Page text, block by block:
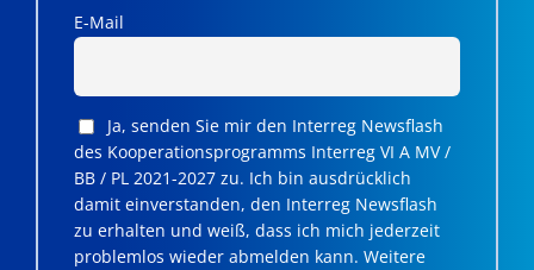
E-Mail
Ja, senden Sie mir den Interreg Newsflash
des Kooperationsprogramms Interreg VI A MV /
BB / PL 2021-2027 zu. Ich bin ausdrücklich
damit einverstanden, den Interreg Newsflash
zu erhalten und weiß, dass ich mich jederzeit
problemlos wieder abmelden kann. Weitere